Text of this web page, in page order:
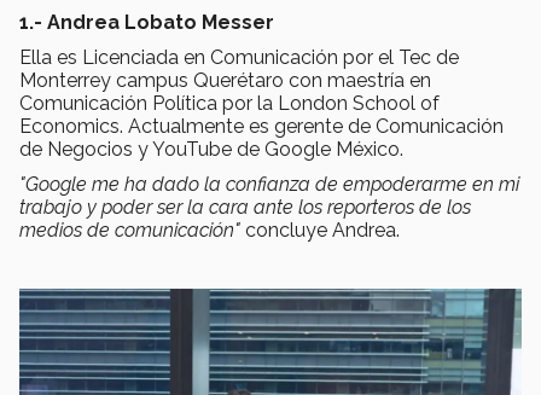
1.- Andrea Lobato Messer
Ella es Licenciada en Comunicación por el Tec de
Monterrey campus Querétaro con maestría en
Comunicación Política por la London School of
Economics. Actualmente es gerente de Comunicación
de Negocios y YouTube de Google México.
"Google me ha dado la confianza de empoderarme en mi
trabajo y poder ser la cara ante los reporteros de los
medios de comunicación" concluye Andrea.